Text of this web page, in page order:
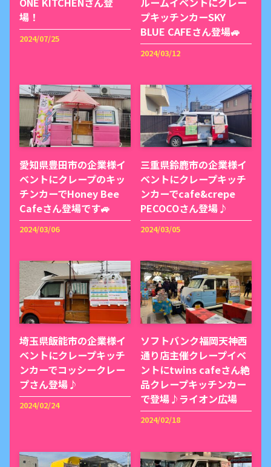
場！
2024/07/25
プキッチンカーSKY
BLUE CAFEさん登場🚙
2024/03/12
愛知県豊田市の企業様イ
ベントにクレープのキッ
チンカーでHoney Bee
Cafeさん登場です🚙
2024/03/06
三重県鈴鹿市の企業様イ
ベントにクレープキッチ
ンカーでcafe&crepe
PECOCOさん登場♪
2024/03/05
埼玉県飯能市の企業様イ
ベントにクレープキッチ
ンカーでコッシークレー
プさん登場♪
2024/02/24
ソフトバンク福岡天神西
通り店主催クレープイベ
ントにtwins cafeさん絶
品クレープキッチンカー
で登場♪ライオン広場
2024/02/18